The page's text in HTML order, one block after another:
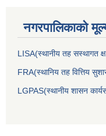
नगरपालिकाकाे
LISA(स्थानीय तह सस्थागत
FRA(स्थानिय तह वित्तिय
LGPAS(स्थानीय शासन